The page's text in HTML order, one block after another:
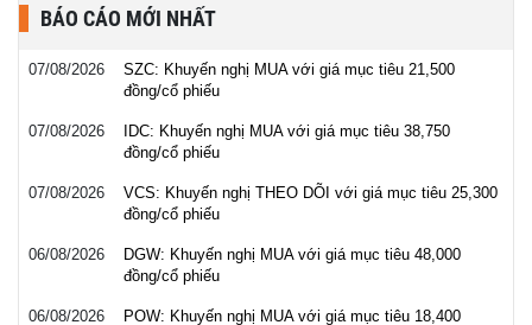
BÁO CÁO MỚI NHẤT
07/08/2026
SZC: Khuyến nghị MUA với giá mục tiêu 21,500
đồng/cổ phiếu
07/08/2026
IDC: Khuyến nghị MUA với giá mục tiêu 38,750
đồng/cổ phiếu
07/08/2026
VCS: Khuyến nghị THEO DÕI với giá mục tiêu 25,300
đồng/cổ phiếu
06/08/2026
DGW: Khuyến nghị MUA với giá mục tiêu 48,000
đồng/cổ phiếu
06/08/2026
POW: Khuyến nghị MUA với giá mục tiêu 18,400